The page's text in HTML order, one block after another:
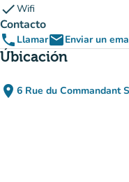
checkWifi
Contacto
phone LlamaremailEnviar un
Úbicación
place 6 Rue du Commandant